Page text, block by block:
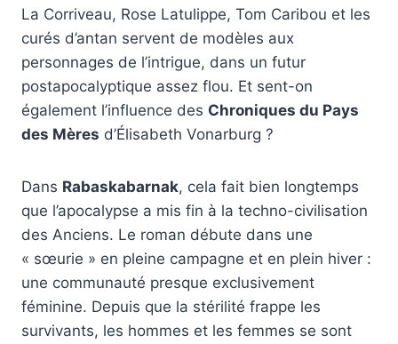
La Corriveau, Rose Latulippe, Tom Caribou et les
curés d’antan servent de modèles aux
personnages de l’intrigue, dans un futur
postapocalyptique assez flou. Et sent-on
également l’influence des Chroniques du Pays
des Mères d’Élisabeth Vonarburg ?
Dans Rabaskabarnak, cela fait bien longtemps
que l’apocalypse a mis fin à la techno-civilisation
des Anciens. Le roman débute dans une
« sœurie » en pleine campagne et en plein hiver :
une communauté presque exclusivement
féminine. Depuis que la stérilité frappe les
survivants, les hommes et les femmes se sont